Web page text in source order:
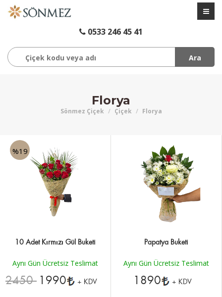
0533 246 45 41
Ara
Florya
Sönmez Çiçek Çiçek Florya
%19
10 Adet Kırmızı Gül Buketi
Aynı Gün Ücretsiz Teslimat
2450 1990 + KDV
Papatya Buketi
Aynı Gün Ücretsiz Teslimat
1890 + KDV